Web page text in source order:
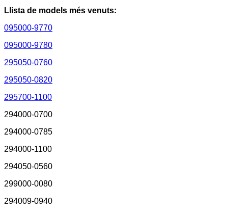
Llista de models més venuts:
095000-9770
095000-9780
295050-0760
295050-0820
295700-1100
294000-0700
294000-0785
294000-1100
294050-0560
299000-0080
294009-0940